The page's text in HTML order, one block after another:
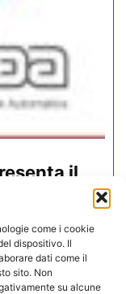
come i cookie
dispositivo. Il
dati come il
sito. Non
su alcune
il